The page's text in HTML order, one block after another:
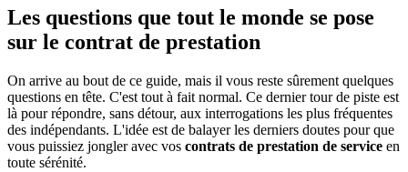
Les questions que tout le monde se pose
sur le contrat de prestation
On arrive au bout de ce guide, mais il vous reste sûrement quelques
questions en tête. C'est tout à fait normal. Ce dernier tour de piste est
là pour répondre, sans détour, aux interrogations les plus fréquentes
des indépendants. L'idée est de balayer les derniers doutes pour que
vous puissiez jongler avec vos contrats de prestation de service en
toute sérénité.